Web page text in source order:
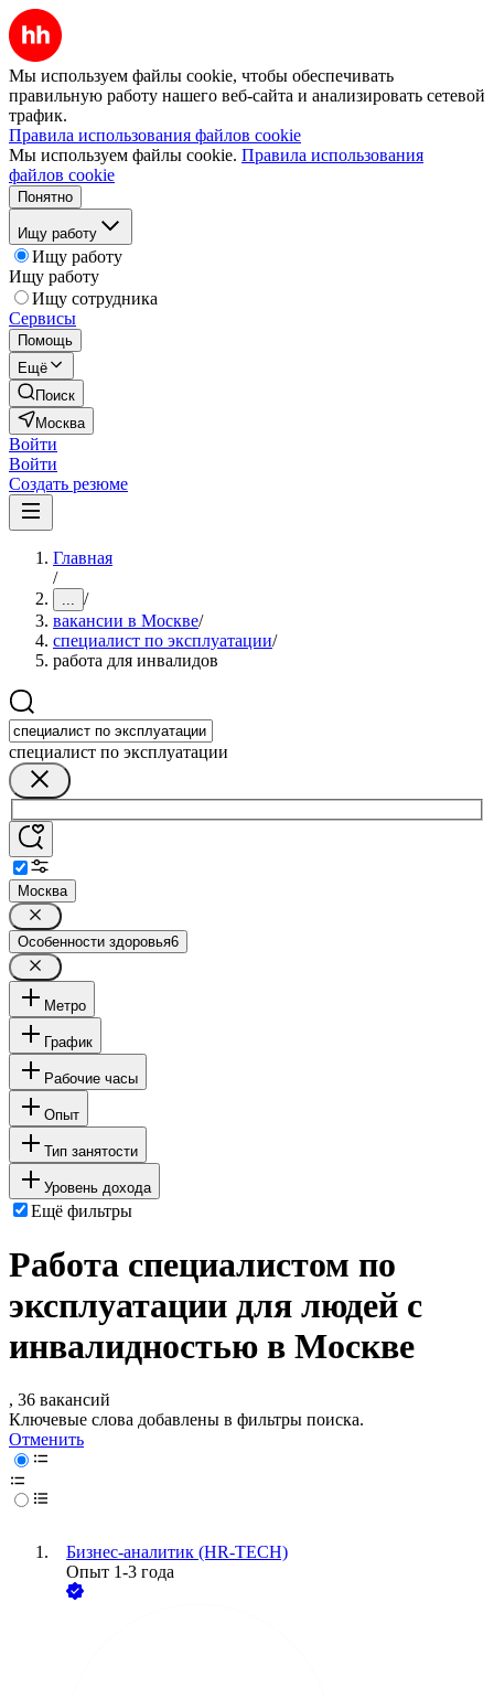
Мы используем файлы cookie, чтобы обеспечивать
правильную работу нашего веб-сайта и анализировать сетевой
трафик.
Правила использования файлов cookie
Мы используем файлы cookie. Правила использования
файлов cookie
Понятно
Ищу работу
Ищу работу
Ищу работу
Ищу сотрудника
Сервисы
Помощь
Ещё
Поиск
Москва
Войти
Войти
Создать резюме
Главная
/
... /
вакансии в Москве/
специалист по эксплуатации/
работа для инвалидов
специалист по эксплуатации
Москва
Особенности здоровья6
Метро
График
Рабочие часы
Опыт
Тип занятости
Уровень дохода
Ещё фильтры
Работа специалистом по
эксплуатации для людей с
инвалидностью в Москве
, 36 вакансий
Ключевые слова добавлены в фильтры поиска.
Отменить
Бизнес-аналитик (HR-TECH)
Опыт 1-3 года